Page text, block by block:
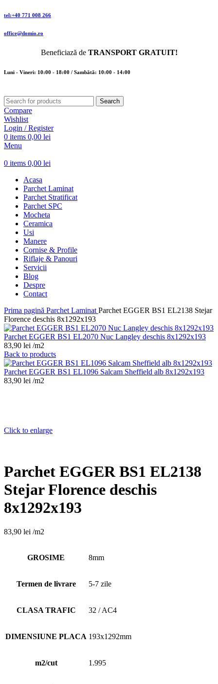
tel:+40 771 008 266
office@domio.ro
Beneficiază de TRANSPORT GRATUIT!
Luni - Vineri: 10:00 - 18:00 / Sambătă: 10:00 - 14:00
Search
Compare
Wishlist
Login / Register
0 items 0,00 lei
Menu
0 items 0,00 lei
Acasa
Parchet Laminat
Parchet Stratificat
Parchet SPC
Mocheta
Ceramica
Usi
Manere
Cornise & Profile
Riflaje & Panouri
Servicii
Blog
Despre
Contact
Prima pagină Parchet Laminat Parchet EGGER BS1 EL2138 Stejar
Florence deschis 8x1292x193
Parchet EGGER BS1 EL2070 Nuc Langley deschis 8x1292x193
83,90 lei /m2
Back to products
Parchet EGGER BS1 EL1096 Salcam Sheffield alb 8x1292x193
83,90 lei /m2
Click to enlarge
Parchet EGGER BS1 EL2138
Stejar Florence deschis
8x1292x193
83,90 lei /m2
GROSIME 8mm
Termen de livrare 5-7 zile
CLASA TRAFIC 32 / AC4
DIMENSIUNE PLACA 193x1292mm
m2/cut 1.995